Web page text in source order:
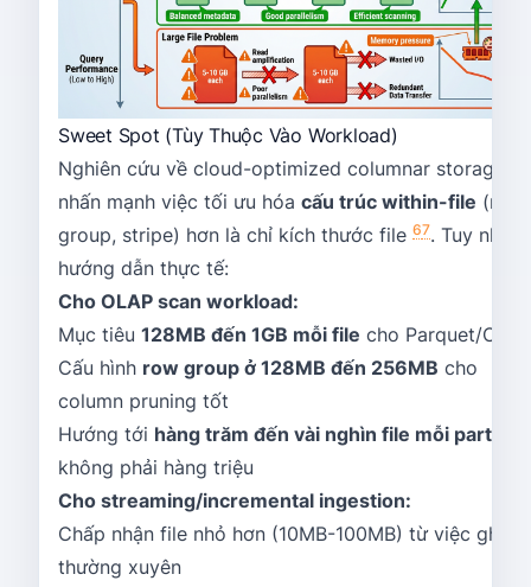
Sweet Spot (Tùy Thuộc Vào Workload)
Nghiên cứu về cloud-optimized columnar storage
nhấn mạnh việc tối ưu hóa cấu trúc within-file (row
group, stripe) hơn là chỉ kích thước file 67. Tuy nhiên,
hướng dẫn thực tế:
Cho OLAP scan workload:
Mục tiêu 128MB đến 1GB mỗi file cho Parquet/ORC
Cấu hình row group ở 128MB đến 256MB cho
column pruning tốt
Hướng tới hàng trăm đến vài nghìn file mỗi partition
không phải hàng triệu
Cho streaming/incremental ingestion:
Chấp nhận file nhỏ hơn (10MB-100MB) từ việc ghi
thường xuyên